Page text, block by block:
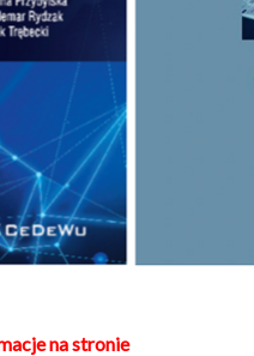
na stronie